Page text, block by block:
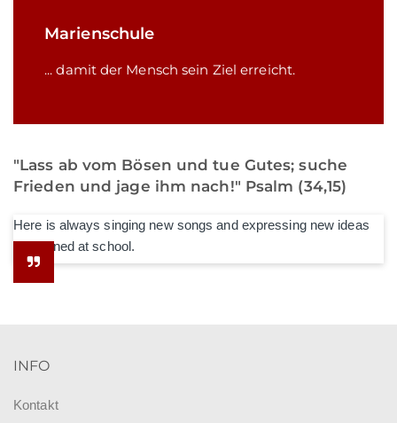
Marienschule
... damit der Mensch sein Ziel erreicht.
"Lass ab vom Bösen und tue Gutes; suche
Frieden und jage ihm nach!" Psalm (34,15)
Here is always singing new songs and expressing new ideas
he learned at school.
INFO
Kontakt